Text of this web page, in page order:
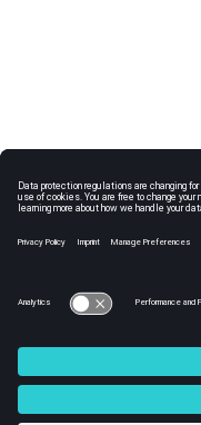
© 2025 Altair
Intellectual Property